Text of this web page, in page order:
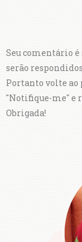
Seu comentário
serão
Portanto volte ao
"Notifique-me" e
Obrigada!